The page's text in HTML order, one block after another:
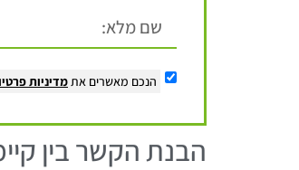
הנכם מאשרים אתמדיניות
הבנת הקשר בין